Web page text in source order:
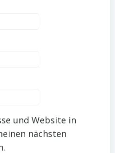
und Website in
nächsten